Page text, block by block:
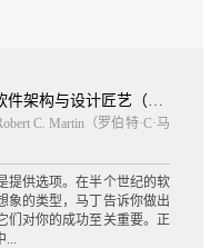
C. Martin（罗伯特·C·马
提供选项。在半个世纪的软
象的类型，马丁告诉你做出
们对你的成功至关重要。正